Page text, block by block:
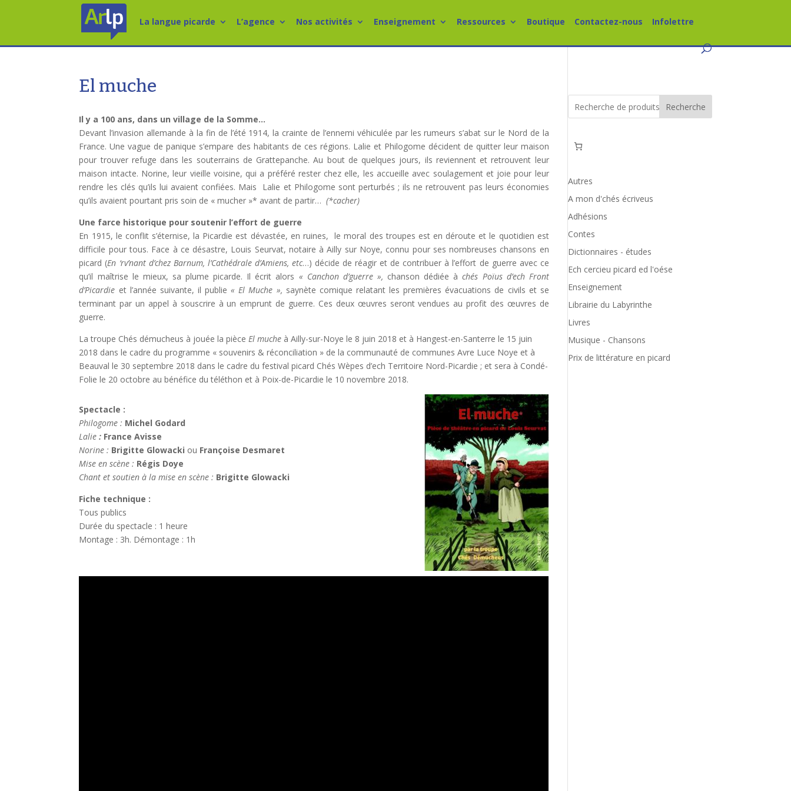
La langue picarde L’agence Nos activités Enseignement Ressources Boutique Contactez-nous Infolettre
El muche
Il y a 100 ans, dans un village de la Somme…
Devant l’invasion allemande à la fin de l’été 1914, la crainte de l’ennemi véhiculée par les rumeurs s’abat sur le Nord de la
France. Une vague de panique s’empare des habitants de ces régions. Lalie et Philogome décident de quitter leur maison
pour trouver refuge dans les souterrains de Grattepanche. Au bout de quelques jours, ils reviennent et retrouvent leur
maison intacte. Norine, leur vieille voisine, qui a préféré rester chez elle, les accueille avec soulagement et joie pour leur
rendre les clés qu’ils lui avaient confiées. Mais Lalie et Philogome sont perturbés ; ils ne retrouvent pas leurs économies
qu’ils avaient pourtant pris soin de « mucher »* avant de partir…(*cacher)
Une farce historique pour soutenir l’effort de guerre
En 1915, le conflit s’éternise, la Picardie est dévastée, en ruines, le moral des troupes est en déroute et le quotidien est
difficile pour tous. Face à ce désastre, Louis Seurvat, notaire à Ailly sur Noye, connu pour ses nombreuses chansons en
picard (En ‘rv’nant d’chez Barnum, l’Cathédrale d’Amiens, etc…) décide de réagir et de contribuer à l’effort de guerre avec ce
qu’il maîtrise le mieux, sa plume picarde. Il écrit alors « Canchon d’guerre », chanson dédiée àchés Poïus d’ech Front
d’Picardie et l’année suivante, il publie« El Muche », saynète comique relatant les premières évacuations de civils et se
terminant par un appel à souscrire à un emprunt de guerre. Ces deux œuvres seront vendues au profit des œuvres de
guerre.
La troupe Chés démucheus à jouée la pièceEl muche à Ailly-sur-Noye le 8 juin 2018 et à Hangest-en-Santerre le 15 juin
2018 dans le cadre du programme « souvenirs & réconciliation » de la communauté de communes Avre Luce Noye et à
Beauval le 30 septembre 2018 dans le cadre du festival picard Chés Wèpes d’ech Territoire Nord-Picardie ; et sera à Condé-
Folie le 20 octobre au bénéfice du téléthon et à Poix-de-Picardie le 10 novembre 2018.
Spectacle :
Philogome : Michel Godard
Lalie: France Avisse
Norine : Brigitte Glowacki ou Françoise Desmaret
Mise en scène : Régis Doye
Chant et soutien à la mise en scène : Brigitte Glowacki
Fiche technique :
Tous publics
Durée du spectacle : 1 heure
Montage : 3h. Démontage : 1h
Recherche
Autres
A mon d'chés écriveus
Adhésions
Contes
Dictionnaires - études
Ech cercieu picard ed l'oése
Enseignement
Librairie du Labyrinthe
Livres
Musique - Chansons
Prix de littérature en picard